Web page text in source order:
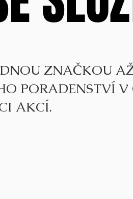
ZNAČKOU
PORADENSTVÍ
AKCÍ.